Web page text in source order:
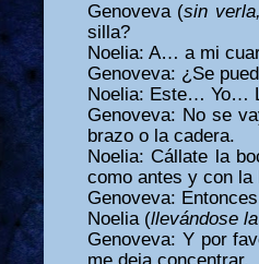
Genoveva (sin
silla?
Noelia: A… a mi
Genoveva: ¿Se
Noelia: Este… Yo…
Genoveva: No se
brazo o la cadera.
Noelia: Cállate la
como antes y con la
Genoveva:
Noelia (llevándose
Genoveva: Y por